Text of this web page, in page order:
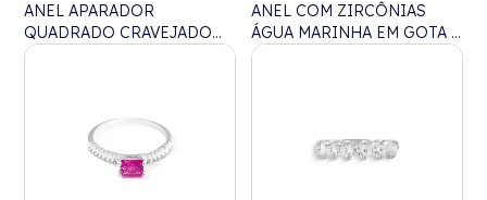
ANEL APARADOR
QUADRADO CRAVEJADO
DE ZIRCÔNIAS
ANEL COM ZIRCÔNIAS
ÁGUA MARINHA EM GOTA E
RUBI ROSE REDONDAS